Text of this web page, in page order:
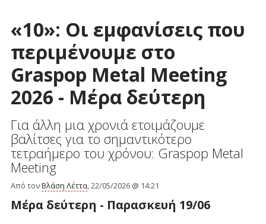
«10»: Οι εμφανίσεις που
περιμένουμε στο
Graspop Metal Meeting
2026 - Μέρα δεύτερη
Για άλλη μια χρονιά ετοιμάζουμε
βαλίτσες για το σημαντικότερο
τετραήμερο του χρόνου: Graspop Metal
Meeting
Από τονΒλάση Λέττα, 22/05/2026 @ 14:21
Μέρα δεύτερη - Παρασκευή 19/06